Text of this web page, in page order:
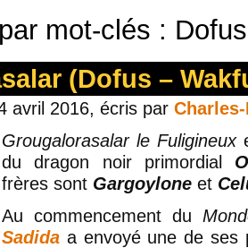
mot-clés :
(Dofus –
avril 2016, écris par
Grougalorasalar le Fuligineux
du dragon noir primordial
frères sont Gargoylone et
Au commencement du
Sadida a envoyé une de ses